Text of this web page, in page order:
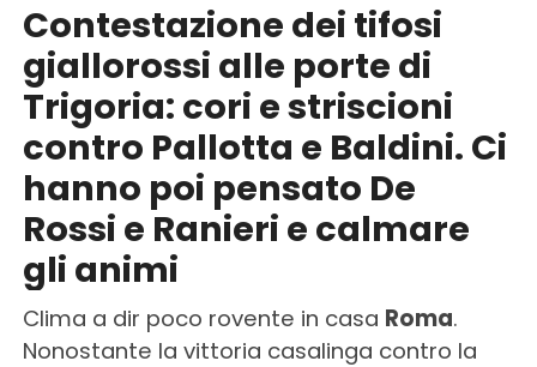
Contestazione dei tifosi
giallorossi alle porte di
Trigoria: cori e striscioni
contro Pallotta e Baldini. Ci
hanno poi pensato De
Rossi e Ranieri e calmare
gli animi
Clima a dir poco rovente in casa Roma.
Nonostante la vittoria casalinga contro la